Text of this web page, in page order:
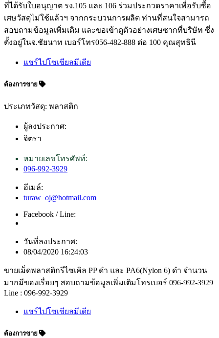
ที่ได้รับใบอนุญาต รง.105 และ 106 ร่วมประกวดราคาเพื่อรับซื้อ
เศษวัสดุไม่ใช้แล้วฯ จากกระบวนการผลิต ท่านที่สนใจสามารถ
สอบถามข้อมูลเพิ่มเติม และขอเข้าดูตัวอย่างเศษซากที่บริษัท ซึ่ง
ตั้งอยู่ในจ.ชัยนาท เบอร์โทร056-482-888 ต่อ 100 คุณสุทธินี
แชร์ไปโซเชียลมีเดีย
ต้องการขาย
ประเภทวัสดุ: พลาสติก
ผู้ลงประกาศ:
จิตรา
หมายเลขโทรศัพท์:
096-992-3929
อีเมล์:
turaw_oj@hotmail.com
Facebook / Line:
วันที่ลงประกาศ:
08/04/2020 16:24:03
ขายเม็ดพลาสติกรีไซเคิล PP ดำ และ PA6(Nylon 6) ดำ จำนวน
มากมีของเรื่อยๆ สอบถามข้อมูลเพิ่มเติมโทรเบอร์ 096-992-3929
Line : 096-992-3929
แชร์ไปโซเชียลมีเดีย
ต้องการขาย